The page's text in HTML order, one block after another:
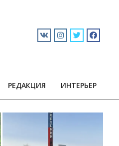
РЕДАКЦИЯ ИНТЕРЬЕР